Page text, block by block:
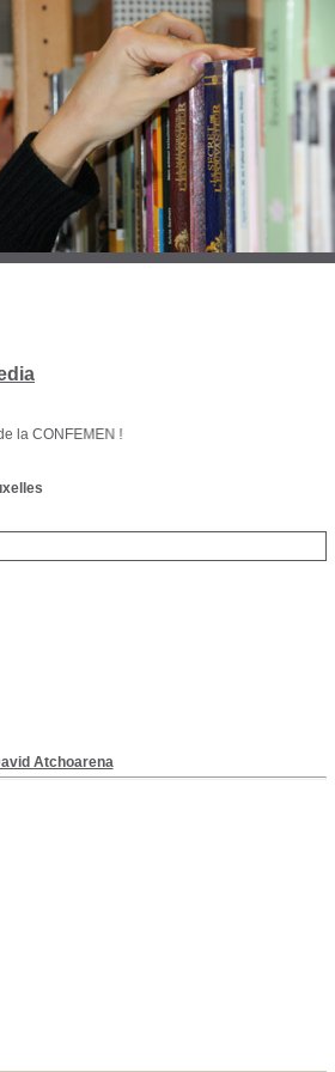
!
Atchoarena